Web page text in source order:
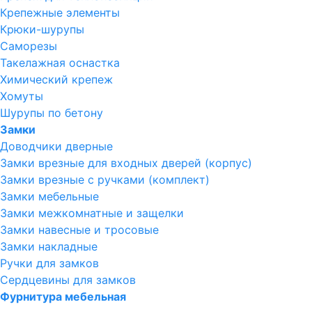
Крепежные элементы
Крюки-шурупы
Саморезы
Такелажная оснастка
Химический крепеж
Хомуты
Шурупы по бетону
Замки
Доводчики дверные
Замки врезные для входных дверей (корпус)
Замки врезные с ручками (комплект)
Замки мебельные
Замки межкомнатные и защелки
Замки навесные и тросовые
Замки накладные
Ручки для замков
Сердцевины для замков
Фурнитура мебельная